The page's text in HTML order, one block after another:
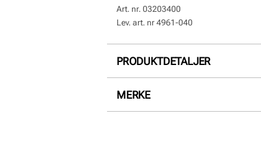
Art. nr. 03203400
Lev. art. nr4961-040
PRODUKTDETALJER
Overdel:
MERKE